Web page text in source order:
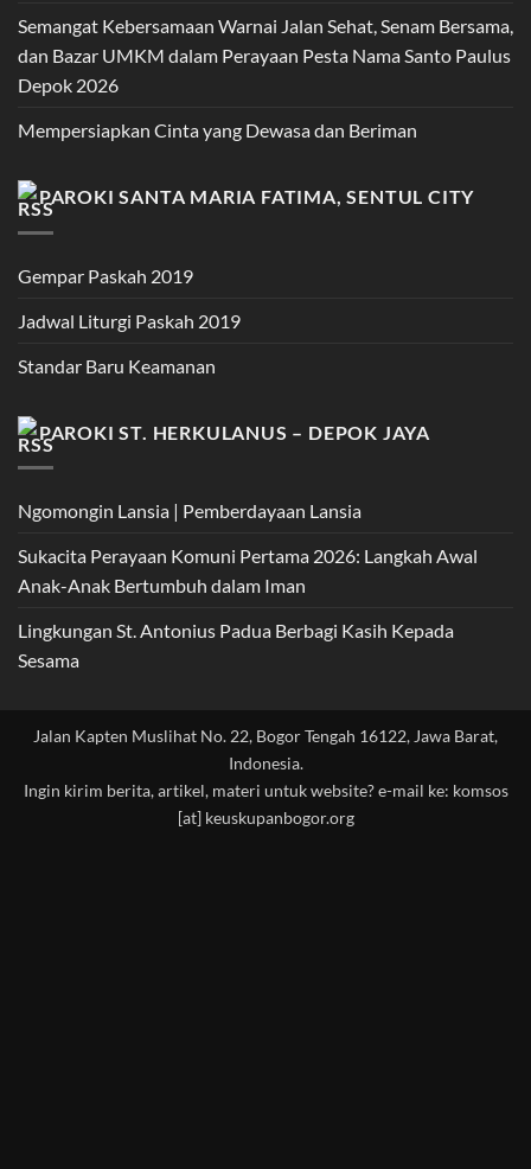
Semangat Kebersamaan Warnai Jalan Sehat, Senam Bersama,
dan Bazar UMKM dalam Perayaan Pesta Nama Santo Paulus
Depok 2026
Mempersiapkan Cinta yang Dewasa dan Beriman
PAROKI SANTA MARIA FATIMA, SENTUL CITY
Gempar Paskah 2019
Jadwal Liturgi Paskah 2019
Standar Baru Keamanan
PAROKI ST. HERKULANUS – DEPOK JAYA
Ngomongin Lansia | Pemberdayaan Lansia
Sukacita Perayaan Komuni Pertama 2026: Langkah Awal
Anak-Anak Bertumbuh dalam Iman
Lingkungan St. Antonius Padua Berbagi Kasih Kepada
Sesama
Jalan Kapten Muslihat No. 22, Bogor Tengah 16122, Jawa Barat,
Indonesia.
Ingin kirim berita, artikel, materi untuk website? e-mail ke: komsos
[at] keuskupanbogor.org